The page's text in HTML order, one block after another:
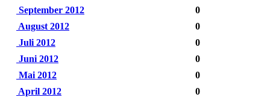
September 2012
0
August 2012
0
Juli 2012
0
Juni 2012
0
Mai 2012
0
April 2012
0